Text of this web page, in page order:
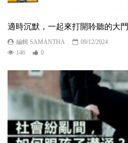
適時沉默，一起來打開聆聽的大門
編輯 SAMANTHA
09/12/2024
146
0